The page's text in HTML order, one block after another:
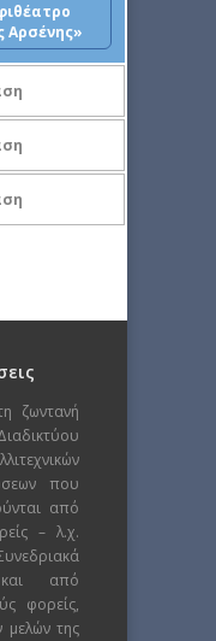
Αρσένης»
ζωντανή
που
από
– λ.χ.
από
φορείς,
της